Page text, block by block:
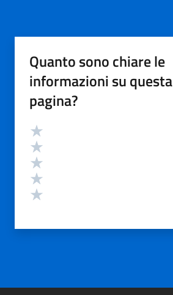
Quanto sono chiare le
informazioni su questa
pagina?
Valutazione